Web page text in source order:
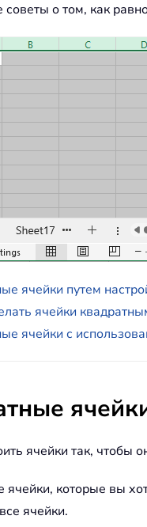
советы о том, как
ячейки путем
ячейки
ячейки с
ячейки так, чтобы
ячейки, которые вы
ячейки.